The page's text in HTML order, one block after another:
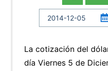
La cotización del
día Viernes 5 de